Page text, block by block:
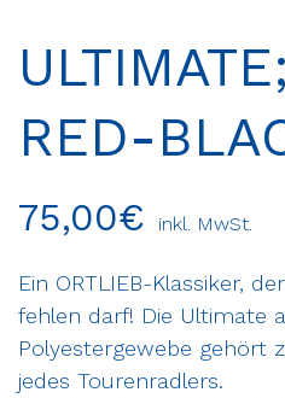
RED-
75,00€ inkl. MwSt.
Ein ORTLIEB-Klassiker,
fehlen darf! Die Ultimate
Polyestergewebe gehört
jedes Tourenradlers.